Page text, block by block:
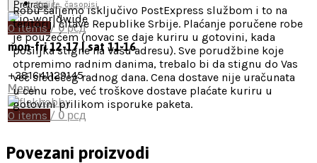
Pretraga
mon-fri 12-17 | sat 11-16
+381641129145
Menu
0items / 0 рсд
Knjige, časopisi
0items/ 0рсд
Robu šaljemo isključivo PostExpress službom i to na
teritoriji čitave Republike Srbije. Plaćanje poručene robe
je pouzećem (novac se daje kuriru u gotovini, kada
pošiljka stigne na Vašu adresu). Sve porudžbine koje
otpremimo radnim danima, trebalo bi da stignu do Vas
već sledećeg radnog dana. Cena dostave nije uračunata
u cenu robe, već troškove dostave plaćate kuriru u
gotovini prilikom isporuke paketa.
Povezani proizvodi